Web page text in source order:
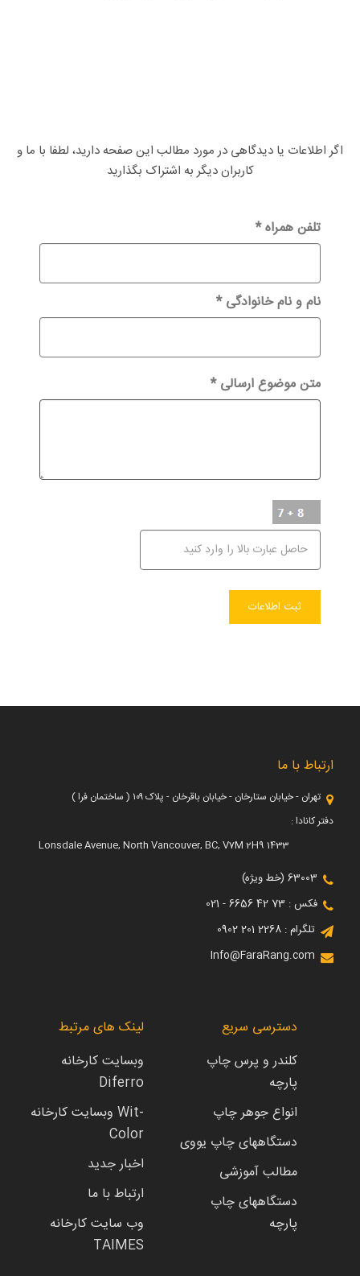
باشید، بنابراین می توانید چاپگر جوهر افشان
مناسب را با اطمینان انتخاب کنید.
اگر اطلاعات یا دیدگاهی در مورد مطالب این صفحه دارید، لطفا با ما و
کاربران دیگر به اشتراک بگذارید
* تلفن همراه
* نام و نام خانوادگی
* متن موضوع ارسالی
ارتباط با ما
تهران - خیابان ستارخان - خیابان باقرخان - پلاک ۱۰۹ ( ساختمان فرا )
دفتر کانادا :
1433 Lonsdale Avenue, North Vancouver, BC, V7M 2H9
63003 (خط ویژه)
فکس : 73 42 6656 - 021
تلگرام : 2268 201 0902
Info@FaraRang.com
دسترسی سریع
کلندر و پرس چاپ
پارچه
انواع جوهر چاپ
دستگاههای چاپ یووی
مطالب آموزشی
دستگاههای چاپ
پارچه
لینک های مرتبط
وبسایت کارخانه
Diferro
وبسایت کارخانه Wit-
Color
اخبار جدید
ارتباط با ما
وب سایت کارخانه
TAIMES